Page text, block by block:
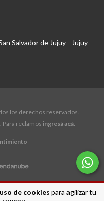
de cookies para agilizar tu
Salvador de Jujuy - Jujuy
los derechos reservados.
Para reclamos ingresá acá.